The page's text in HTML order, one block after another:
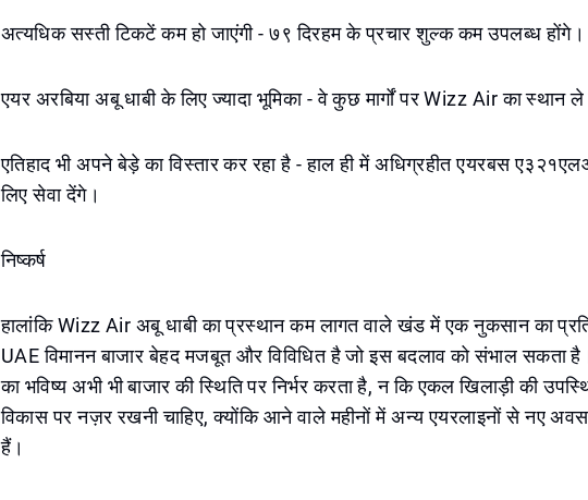
अत्यधिक सस्ती टिकटें कम हो जाएंगी - ७९ दिरहम के प्रचार शुल्क कम उपलब्ध होंगे।
एयर अरबिया अबू धाबी के लिए ज्यादा भूमिका - वे कुछ मार्गों पर Wizz Air का स्थान
एतिहाद भी अपने बेड़े का विस्तार कर रहा है - हाल ही में अधिग्रहीत एयरबस
लिए सेवा देंगे।
निष्कर्ष
हालांकि Wizz Air अबू धाबी का प्रस्थान कम लागत वाले खंड में एक नुकसान का
UAE विमानन बाजार बेहद मजबूत और विविधित है जो इस बदलाव को संभाल सकता
का भविष्य अभी भी बाजार की स्थिति पर निर्भर करता है, न कि एकल खिलाड़ी की
विकास पर नज़र रखनी चाहिए, क्योंकि आने वाले महीनों में अन्य एयरलाइनों से नए
हैं।